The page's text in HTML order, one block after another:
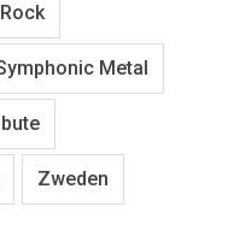
Rock
Metal
Zweden